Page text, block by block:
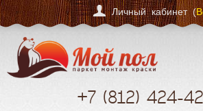
Личный кабинет (
+7 (812) 424-